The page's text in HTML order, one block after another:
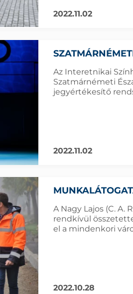
2022.11.02
Az Interetnikai
Szatmárnémeti
jegyértékesítő
2022.11.02
A Nagy Lajos (C.
rendkívül
el a mindenkori
2022.10.28